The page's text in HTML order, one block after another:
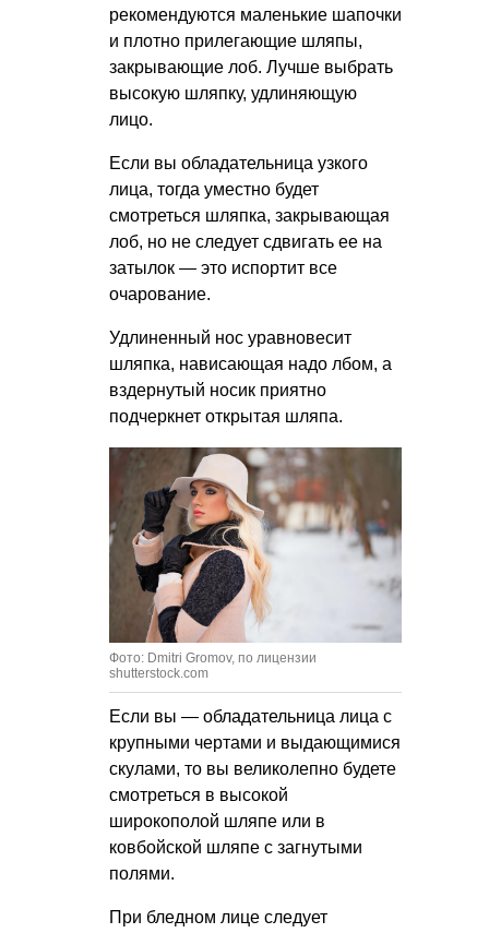
рекомендуются маленькие шапочки
и плотно прилегающие шляпы,
закрывающие лоб. Лучше выбрать
высокую шляпку, удлиняющую
лицо.
Если вы обладательница узкого
лица, тогда уместно будет
смотреться шляпка, закрывающая
лоб, но не следует сдвигать ее на
затылок — это испортит все
очарование.
Удлиненный нос уравновесит
шляпка, нависающая надо лбом, а
вздернутый носик приятно
подчеркнет открытая шляпа.
Фото: Dmitri Gromov, по лицензии
shutterstock.com
Если вы — обладательница лица с
крупными чертами и выдающимися
скулами, то вы великолепно будете
смотреться в высокой
широкополой шляпе или в
ковбойской шляпе с загнутыми
полями.
При бледном лице следует